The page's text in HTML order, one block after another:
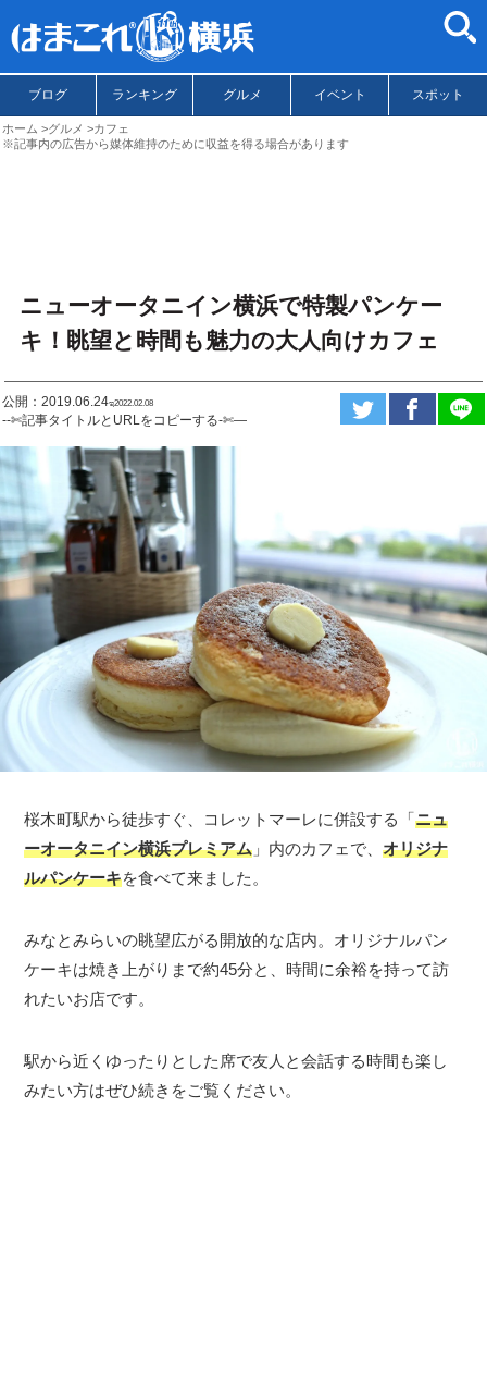
ブログ ランキング グルメ イベント スポット
ホーム グルメ
カフェ
※記事内の広告から媒体維持のために収益を得る場合があります
ニューオータニイン横浜で特製パンケー
キ！眺望と時間も魅力の大人向けカフェ
公開：2019.06.24ಇ2022.02.08
--✄記事タイトルとURLをコピーする-✄—
桜木町駅から徒歩すぐ、コレットマーレに併設する「ニュ
ーオータニイン横浜プレミアム 」内のカフェで、オリジナ
ルパンケーキを食べて来ました。
みなとみらいの眺望広がる開放的な店内。オリジナルパン
ケーキは焼き上がりまで約45分と、時間に余裕を持って訪
れたいお店です。
駅から近くゆったりとした席で友人と会話する時間も楽し
みたい方はぜひ続きをご覧ください。